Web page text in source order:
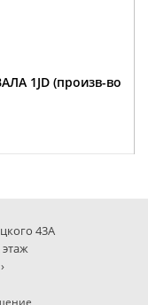
1JD (произв-во
43А